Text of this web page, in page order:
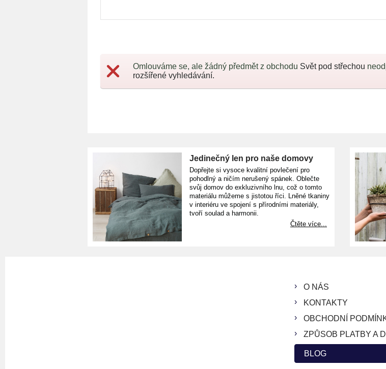
Omlouváme se, ale žádný předmět z obchodu Svět pod střechou
rozšířené vyhledávání.
Jedinečný len pro naše domovy
Dopřejte si vysoce kvalitní povlečení pro
pohodlný a ničím nerušený spánek. Oblečte
svůj domov do exkluzivního lnu, což o tomto
materiálu můžeme s jistotou říci. Lněné tkaniny
v interiéru ve spojení s přírodními materiály,
tvoří soulad a harmonii.
Čtěte více...
O NÁS
KONTAKTY
OBCHODNÍ
ZPŮSOB PLATBY A
BLOG